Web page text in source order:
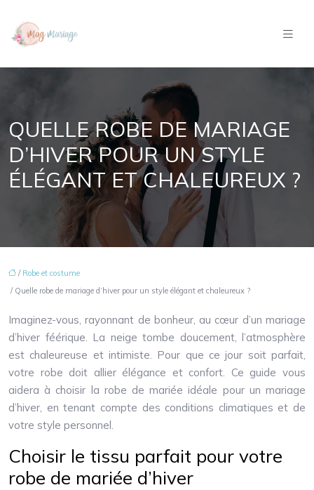
QUELLE ROBE DE MARIAGE
D’HIVER POUR UN STYLE
ÉLÉGANT ET CHALEUREUX ?
/ Robe et costume
/ Quelle robe de mariage d’hiver pour un style élégant et chaleureux ?
Imaginez-vous, rayonnant de bonheur, au cœur d’un mariage
d’hiver féérique. La neige tombe doucement, l’atmosphère
est chaleureuse et intimiste. Pour que ce jour soit parfait,
votre robe doit allier élégance et confort. Ce guide vous
aidera à choisir la robe de mariée idéale pour un mariage
d’hiver, en tenant compte des conditions climatiques et de
votre style personnel.
Choisir le tissu parfait pour votre
robe de mariée d’hiver